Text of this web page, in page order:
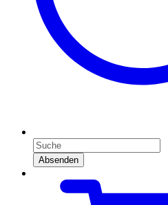
Absenden